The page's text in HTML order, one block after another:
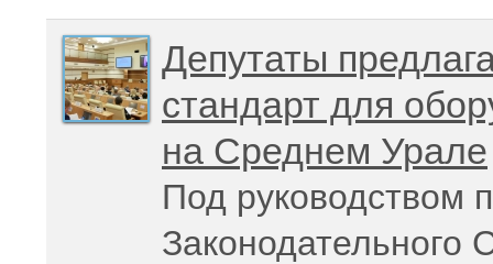
Депутаты
стандарт для
на Среднем Урале
Под руководством
Законодательного